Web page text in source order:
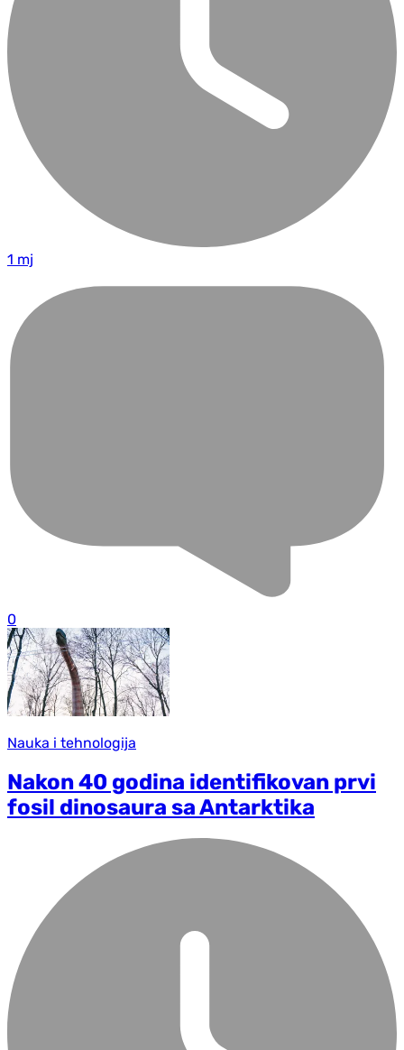
1 mj
0
Nauka i tehnologija
Nakon 40 godina identifikovan prvi
fosil dinosaura sa Antarktika